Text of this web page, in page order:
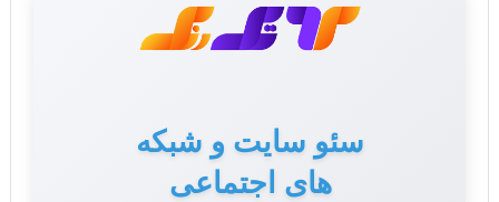
سئو سایت و شبکه
های اجتماعی